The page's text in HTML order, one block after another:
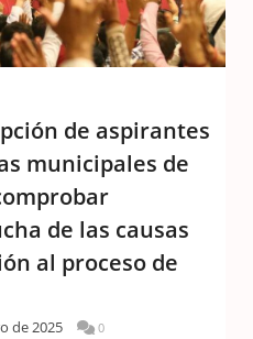
de aspirantes
municipales de
de las causas
al proceso de
de 2025 0